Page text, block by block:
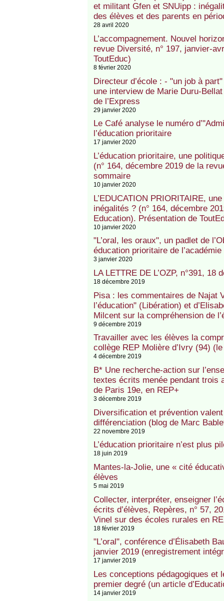
et militant Gfen et SNUipp :
des élèves et des parents en
28 avril 2020
L’accompagnement. Nouvel
revue Diversité, n° 197, janvier-
ToutEduc)
8 février 2020
Directeur d’école : - "un job à
une interview de Marie Duru-
de l’Express
29 janvier 2020
Le Café analyse le numéro
l’éducation prioritaire
17 janvier 2020
L’éducation prioritaire, une
(n° 164, décembre 2019 de la
sommaire
10 janvier 2020
L’EDUCATION PRIORITAIRE,
inégalités ? (n° 164, décembre
Education). Présentation de
10 janvier 2020
"L’oral, les oraux", un padlet de
éducation prioritaire de
3 janvier 2020
LA LETTRE DE L’OZP, n°391, 18
18 décembre 2019
Pisa : les commentaires de Najat
l’éducation" (Libération) et
Milcent sur la compréhension de
9 décembre 2019
Travailler avec les élèves la
collège REP Molière d’Ivry (94)
4 décembre 2019
B* Une recherche-action sur
textes écrits menée pendant trois
de Paris 19e, en REP+
3 décembre 2019
Diversification et prévention
différenciation (blog de Marc
22 novembre 2019
L’éducation prioritaire n’est plus
18 juin 2019
Mantes-la-Jolie, une « cité
élèves
5 mai 2019
Collecter, interpréter, enseigner
écrits d’élèves, Repères, n° 57,
Vinel sur des écoles rurales en
18 février 2019
"L’oral", conférence d’Élisabeth
janvier 2019 (enregistrement
17 janvier 2019
Les conceptions pédagogiques et
premier degré (un article
14 janvier 2019